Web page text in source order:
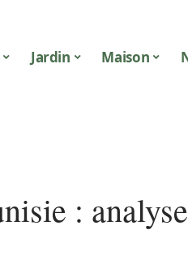
Jardin Maison
: analyse